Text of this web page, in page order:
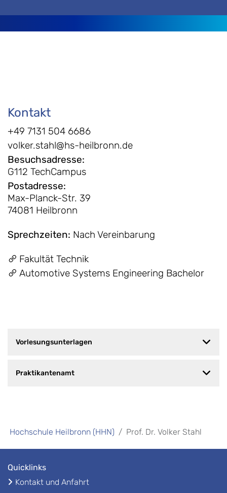
Kontakt
+49 7131 504 6686
volker.stahl@hs-heilbronn.de
Besuchsadresse:
G112 TechCampus
Postadresse:
Max-Planck-Str. 39
74081 Heilbronn
Sprechzeiten: Nach Vereinbarung
Fakultät Technik
Automotive Systems Engineering Bachelor
Vorlesungsunterlagen
Praktikantenamt
Hochschule Heilbronn (HHN) Prof. Dr. Volker Stahl
Quicklinks
Kontakt und Anfahrt